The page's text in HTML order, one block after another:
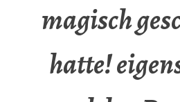
magisch
hatte!